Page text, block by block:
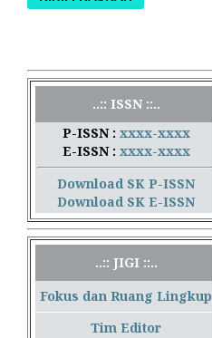
..:: ISSN ::..
P-ISSN : xxxx-xxxx
E-ISSN : xxxx-xxxx
Download SK P-ISSN
Download SK E-ISSN
..:: JIGI ::..
Fokus dan Ruang Lingkup
Tim Editor